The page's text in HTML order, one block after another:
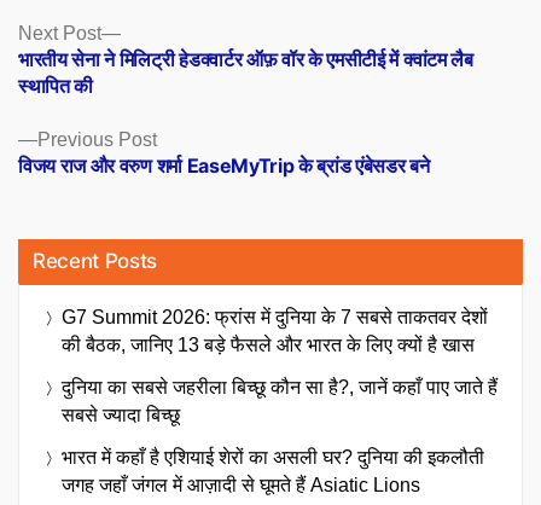
Posts
navigation
Previous PostPrevious
post:
विजय राज और वरुण शर्मा EaseMyTrip के ब्रांड एंबेसडर बने
Next Post
Next
post:
भारतीय सेना ने मिलिट्री हेडक्वार्टर ऑफ़ वॉर के एमसीटीई में क्वांटम लैब
स्थापित की
Recent Posts
G7 Summit 2026: फ्रांस में दुनिया के 7 सबसे ताकतवर देशों
की बैठक, जानिए 13 बड़े फैसले और भारत के लिए क्यों है खास
दुनिया का सबसे जहरीला बिच्छू कौन सा है?, जानें कहाँ पाए जाते हैं
सबसे ज्यादा बिच्छू
भारत में कहाँ है एशियाई शेरों का असली घर? दुनिया की इकलौती
जगह जहाँ जंगल में आज़ादी से घूमते हैं Asiatic Lions